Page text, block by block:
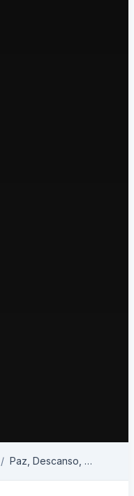
Paz, Descanso, Confiança Divina.